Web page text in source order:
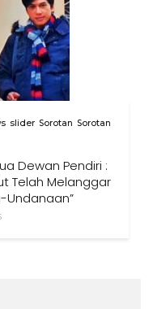
slider Sorotan Sorotan
Dewan Pendiri :
Telah Melanggar
Undangan”